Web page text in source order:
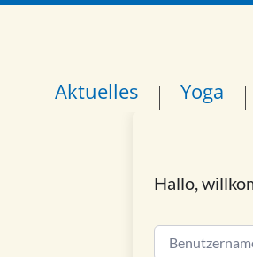
Aktuelles Yoga
Hallo,